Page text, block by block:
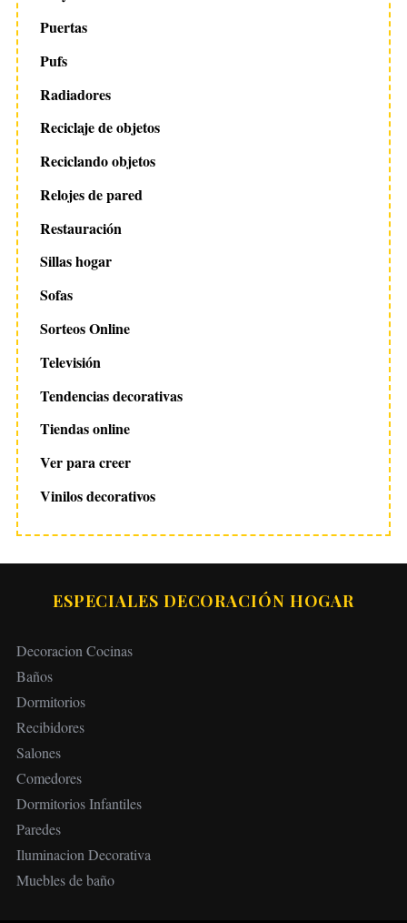
Puertas
Pufs
Radiadores
Reciclaje de objetos
Reciclando objetos
Relojes de pared
Restauración
Sillas hogar
Sofas
Sorteos Online
Televisión
Tendencias decorativas
Tiendas online
Ver para creer
Vinilos decorativos
ESPECIALES DECORACIÓN HOGAR
Decoracion Cocinas
Baños
Dormitorios
Recibidores
Salones
Comedores
Dormitorios Infantiles
Paredes
Iluminacion Decorativa
Muebles de baño